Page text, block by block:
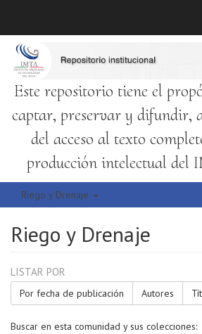
Este repositorio tiene el
captar, preservar y difundir,
del acceso al texto
producción intelectual del
Riego y Drenaje
Riego y Drenaje
LISTAR POR
Por fecha de publicación Autores
Buscar en esta comunidad y sus colecciones: